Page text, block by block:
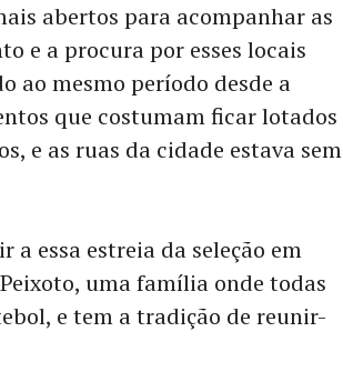
abertos para acompanhar as
e a procura por esses locais
ao mesmo período desde a
que costumam ficar lotados
e as ruas da cidade estava sem
essa estreia da seleção em
uma família onde todas
e tem a tradição de reunir-